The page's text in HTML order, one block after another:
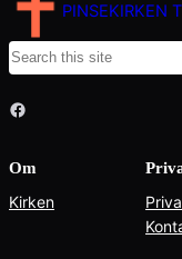
PINSEKIRKEN
S
e
a
c
h
Facebook
Om
Kirken